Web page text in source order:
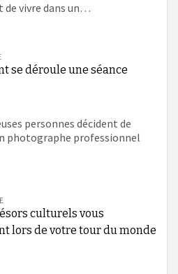
de vivre dans un…
se déroule une séance
personnes décident de
photographe professionnel
culturels vous
lors de votre tour du monde